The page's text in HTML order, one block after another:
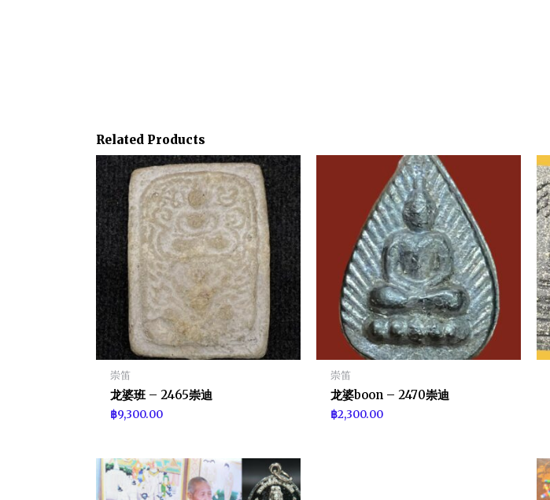
Related Products
崇笛
龙婆班 – 2465崇迪
฿9,300.00
崇笛
龙婆boon – 2470崇迪
฿2,300.00